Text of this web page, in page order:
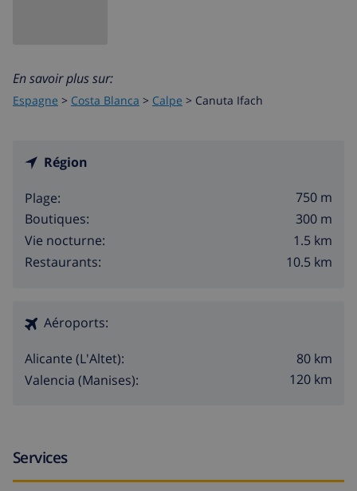
En savoir plus sur:
Espagne > Costa Blanca > Calpe > Canuta Ifach
Région
Plage:
750 m
Boutiques:
300 m
Vie nocturne:
1.5 km
Restaurants:
10.5 km
Aéroports:
Alicante (L'Altet):
80 km
Valencia (Manises):
120 km
Services